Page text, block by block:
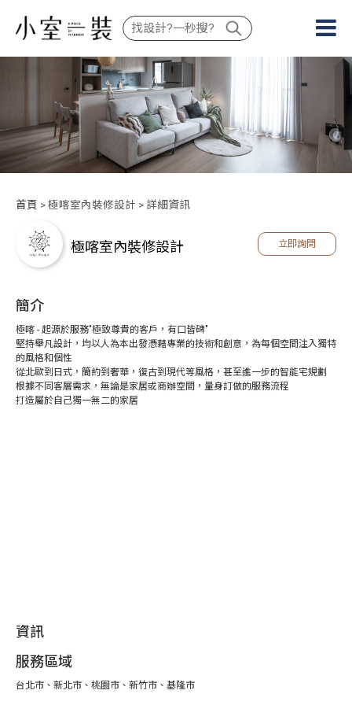
首頁 > 極喀室內裝修設計 > 詳細資訊
極喀室內裝修設計 立即詢問
簡介
極喀 - 起源於服務"極致尊貴的客戶，有口皆碑"
堅持舉凡設計，均以人為本出發憑藉專業的技術和創意，為每個空間注入獨特
的風格和個性
從北歐到日式，簡約到奢華，復古到現代等風格，甚至進一步的智能宅規劃
根據不同客層需求，無論是家居或商辦空間，量身訂做的服務流程
打造屬於自己獨一無二的家居
資訊
服務區域
台北市、新北市、桃園市、新竹市、基隆市